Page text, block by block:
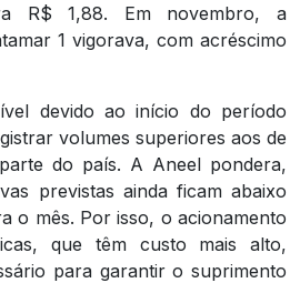
R$ 1,88. Em novembro, a
1 vigorava, com acréscimo
devido ao início do período
volumes superiores aos de
do país. A Aneel pondera,
previstas ainda ficam abaixo
o mês. Por isso, o acionamento
que têm custo mais alto,
para garantir o suprimento